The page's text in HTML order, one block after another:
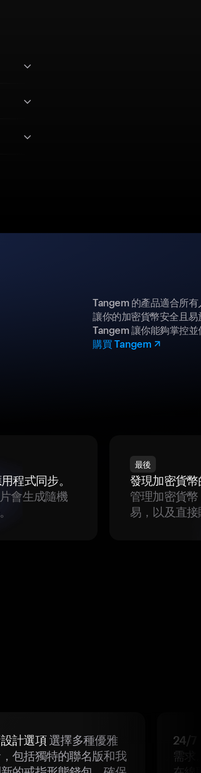
Tangem 的產品適合所
讓你的加密貨幣安全且
Tangem 讓你能夠掌控
購買 Tangem
程式同步。
會生成隨機
最後
發現加密貨
管理加密貨
易，以及直
計選項選擇多種優雅
包括獨特的聯名版和我
24/7
需求